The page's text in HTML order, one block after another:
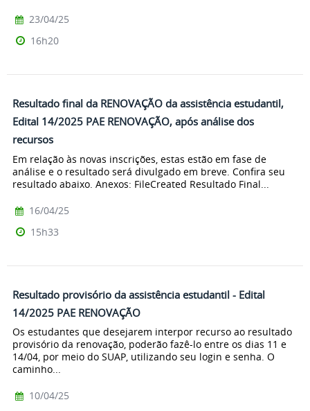
23/04/25
16h20
Resultado final da RENOVAÇÃO da assistência estudantil,
Edital 14/2025 PAE RENOVAÇÃO, após análise dos
recursos
Em relação às novas inscrições, estas estão em fase de
análise e o resultado será divulgado em breve. Confira seu
resultado abaixo. Anexos: FileCreated Resultado Final...
16/04/25
15h33
Resultado provisório da assistência estudantil - Edital
14/2025 PAE RENOVAÇÃO
Os estudantes que desejarem interpor recurso ao resultado
provisório da renovação, poderão fazê-lo entre os dias 11 e
14/04, por meio do SUAP, utilizando seu login e senha. O
caminho...
10/04/25